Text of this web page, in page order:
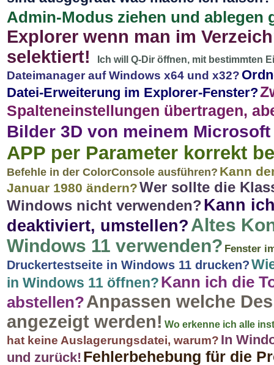
Admin-Modus ziehen und ablegen
Explorer wenn man im
selektiert!
Ich will Q-Dir öffnen, mit bestimmten
Dateimanager auf Windows x64 und x32?
Datei-Erweiterung im Explorer-Fenster?
Spalteneinstellungen übertragen,
Bilder 3D von meinem
APP per Parameter korrekt
Befehle in der ColorConsole ausführen? Kann
Januar 1980 ändern?Wer sollte die
Windows nicht verwenden?Kann
deaktiviert, umstellen? Altes
Windows 11 verwenden? Fenster
Druckertestseite in Windows 11 drucken?
in Windows 11 öffnen?Kann ich die
abstellen?Anpassen welche
angezeigt werden! Wo erkenne ich alle
hat keine Auslagerungsdatei, warum? In
und zurück! Fehlerbehebung für die